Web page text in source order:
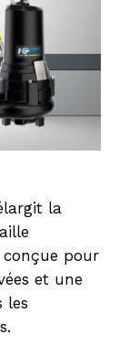
la
pour
et une
les